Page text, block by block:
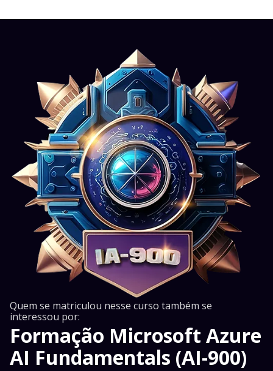
Quem se matriculou nesse curso também se
interessou por:
Formação Microsoft Azure
AI Fundamentals (AI-900)